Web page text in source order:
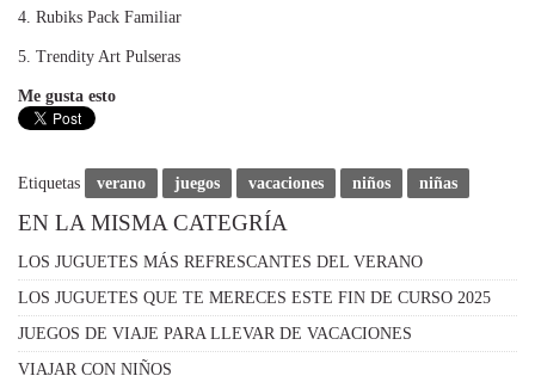
4. Rubiks Pack Familiar
5. Trendity Art Pulseras
Me gusta esto
Etiquetas verano juegos vacaciones niños niñas
EN LA MISMA CATEGRÍA
LOS JUGUETES MÁS REFRESCANTES DEL VERANO
LOS JUGUETES QUE TE MERECES ESTE FIN DE CURSO 2025
JUEGOS DE VIAJE PARA LLEVAR DE VACACIONES
VIAJAR CON NIÑOS